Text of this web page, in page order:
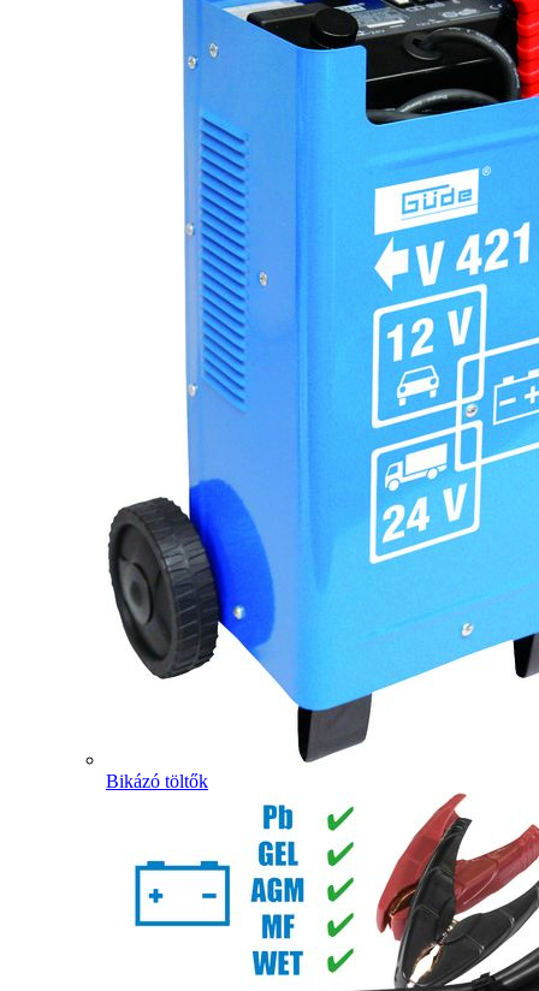
Bikázó töltők